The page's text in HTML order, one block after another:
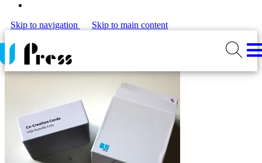
Skip to navigation Skip to main content